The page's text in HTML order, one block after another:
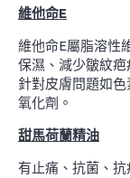
維他命E
維他命E屬脂溶性
保濕、減少皺紋
針對皮膚問題如
氧化劑。
甜馬荷蘭精油
有止痛、抗菌、